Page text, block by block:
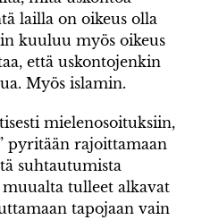
lailla on oikeus olla
kuuluu myös oikeus
että uskontojenkin
Myös islamin.
mielenosoituksiin,
pyritään rajoittamaan
suhtautumista
muualta tulleet alkavat
tapojaan vain